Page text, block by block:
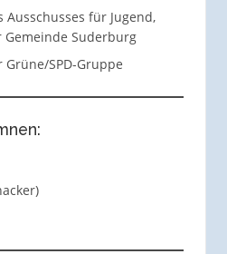
Ausschusses für Jugend,
Gemeinde Suderburg
Grüne/SPD-Gruppe